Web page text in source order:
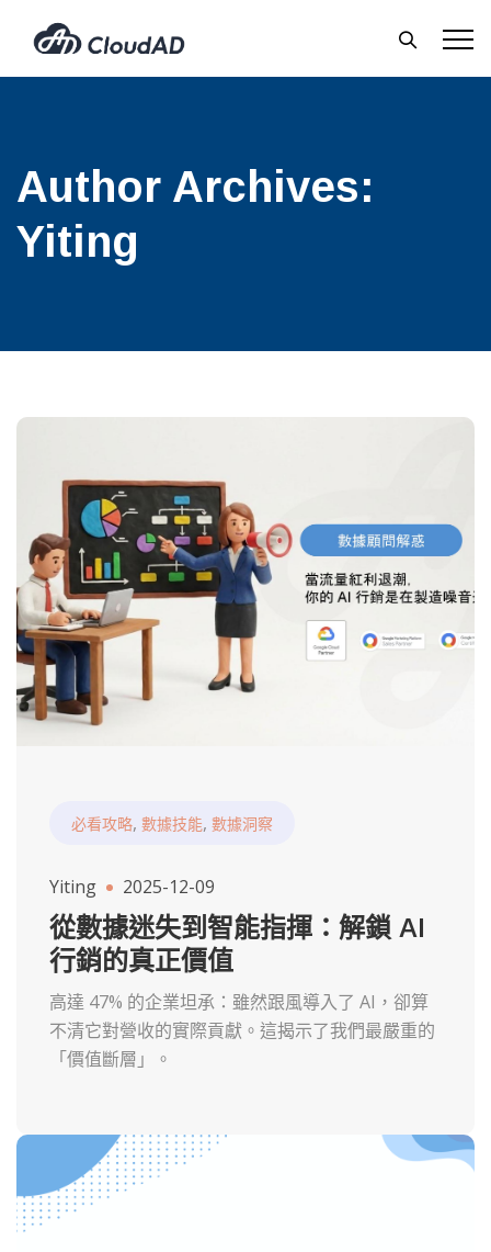
Author Archives:
Yiting
必看攻略, 數據技能, 數據洞察
Yiting 2025-12-09
從數據迷失到智能指揮：解鎖 AI
行銷的真正價值
高達 47% 的企業坦承：雖然跟風導入了 AI，卻算
不清它對營收的實際貢獻。這揭示了我們最嚴重的
「價值斷層」。